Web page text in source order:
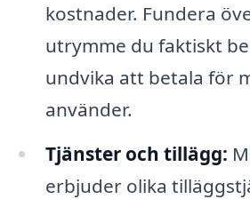
kostnader. Fundera
utrymme du faktiskt
undvika att betala för
använder.
Tjänster och tillägg:
erbjuder olika